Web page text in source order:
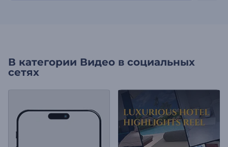
В категории Видео в социальных
сетях